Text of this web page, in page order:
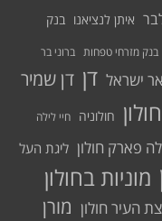
איתן לנציאנו בנק
בנק מזרחי טפחות ברוני בר
ישראל דן דן שמיר
חולון חולוניה חיי לילה
לה פארק חולון ליגת העל
מוניות בחולון
העיר חולון מורן